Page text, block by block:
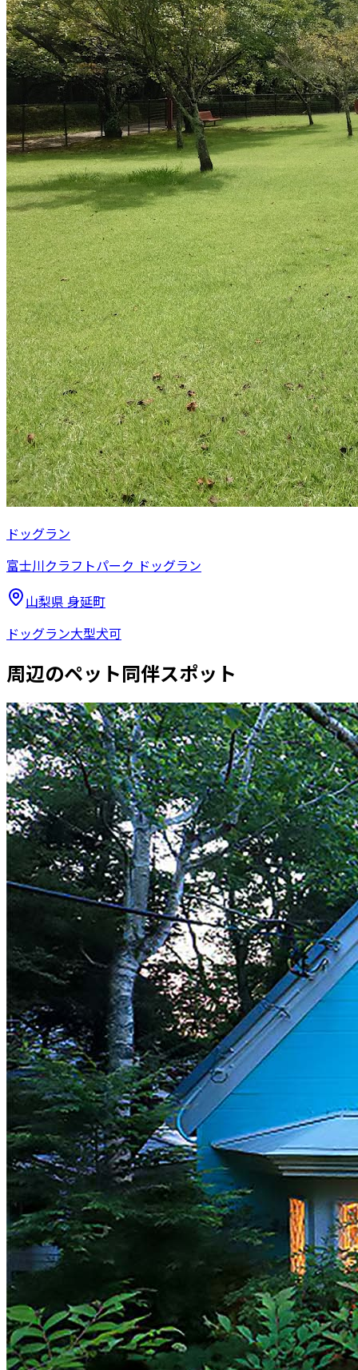
ドッグラン
富士川クラフトパーク ドッグラン
山梨県 身延町
ドッグラン大型犬可
周辺のペット同伴スポット